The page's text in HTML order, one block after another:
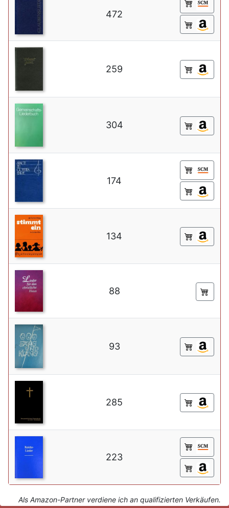
472
259
304
174
134
88
93
285
223
Als Amazon-Partner verdiene ich an qualifizierten Verkäufen.